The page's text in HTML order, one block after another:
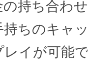
の持ち合わ
持ちのキャ
レイが可能